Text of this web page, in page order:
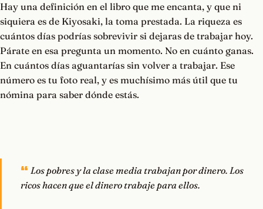
Hay una definición en el libro que me encanta, y que ni
siquiera es de Kiyosaki, la toma prestada. La riqueza es
cuántos días podrías sobrevivir si dejaras de trabajar hoy.
Párate en esa pregunta un momento. No en cuánto ganas.
En cuántos días aguantarías sin volver a trabajar. Ese
número es tu foto real, y es muchísimo más útil que tu
nómina para saber dónde estás.
Los pobres y la clase media trabajan por dinero. Los
ricos hacen que el dinero trabaje para ellos.